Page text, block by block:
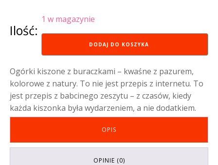
Ilość:
1 w magazynie
z
DODAJ DO KOSZYKA
Ogórki kiszone z buraczkami – kwaśne z pazurem,
kolorowe z natury. To nie jest przepis z internetu. To
jest przepis z babcinego zeszytu – z czasów, kiedy
każda kiszonka była wydarzeniem, a nie dodatkiem.
OPIS
OPINIE (0)